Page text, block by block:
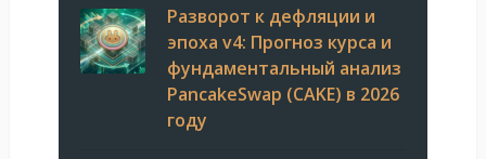
Разворот к дефляции и
эпоха v4: Прогноз курса и
фундаментальный анализ
PancakeSwap (CAKE) в 2026
году